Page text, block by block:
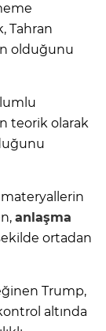
Tahran
olduğunu
teorik olarak
materyallerin
anlaşma
ortadan
Trump,
altında